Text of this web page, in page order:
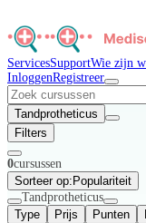
ServicesSupportWie zijn
InloggenRegistreer
Tandprotheticus
Filters
0cursussen
Sorteer op: Populariteit
Tandprotheticus
Type
Prijs Punten